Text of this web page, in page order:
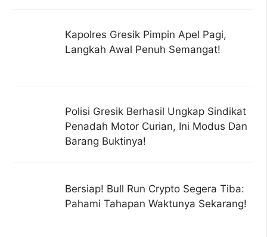
Kapolres Gresik Pimpin Apel Pagi,
Langkah Awal Penuh Semangat!
Polisi Gresik Berhasil Ungkap Sindikat
Penadah Motor Curian, Ini Modus Dan
Barang Buktinya!
Bersiap! Bull Run Crypto Segera Tiba:
Pahami Tahapan Waktunya Sekarang!